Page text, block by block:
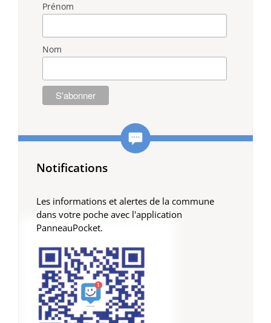
Prénom
Nom
Notifications
Les informations et alertes de la commune
dans votre poche avec l'application
PanneauPocket.